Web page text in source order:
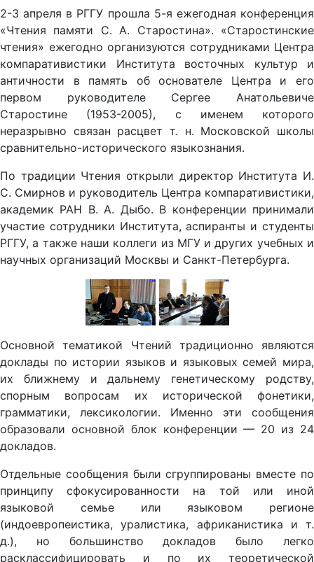
2-3 апреля в РГГУ прошла 5-я ежегодная конференция
«Чтения памяти С. А. Старостина». «Старостинские
чтения» ежегодно организуются сотрудниками Центра
компаративистики Института восточных культур и
античности в память об основателе Центра и его
первом руководителе Сергее Анатольевиче
Старостине (1953-2005), с именем которого
неразрывно связан расцвет т. н. Московской школы
сравнительно-исторического языко­знания.
По традиции Чтения открыли директор Института И.
С. Смирнов и руководитель Центра компаративистики,
академик РАН В. А. Дыбо. В конференции принимали
участие сотрудники Института, аспиранты и студенты
РГГУ, а также наши коллеги из МГУ и других учебных и
научных организаций Москвы и Санкт-Петербурга.
Основной тематикой Чтений традиционно являются
доклады по истории языков и языковых семей мира,
их ближнему и дальнему генетическому родству,
спорным вопросам их исторической фонетики,
грамматики, лексикологии. Именно эти сообщения
образовали основной блок конференции — 20 из 24
докладов.
Отдельные сообщения были сгруппированы вместе по
принципу сфокусированности на той или иной
языковой семье или языковом регионе
(индоевропеистика, уралистика, афри­канистика и т.
д.), но большинство докладов было легко
расклассифицировать и по их теоре­тической